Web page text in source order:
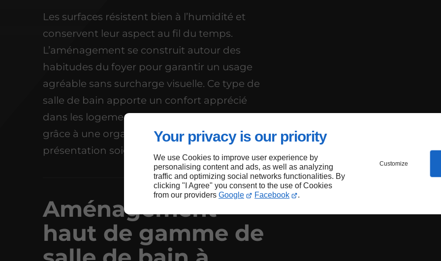
Your privacy is our priority
We use Cookies to improve user experience by
personalising content and ads, as well as analyzing
traffic and optimizing social networks functionalities. By
clicking "I Agree" you consent to the use of Cookies
from our providers Google Facebook .
Customize
Les surfaces résistent bien à l’humidité et
conservent leur aspect au fil du temps.
L’aménagement se construit autour des
habitudes du foyer pour garantir un usage
agréable sans surcharge visuelle. Ce type de
salle de bain apporte un confort apprécié
dans les logements de Bourg-Saint-Maurice
grâce à une organisation harmonieuse et une
présentation soignée.
Aménagement
haut de gamme de